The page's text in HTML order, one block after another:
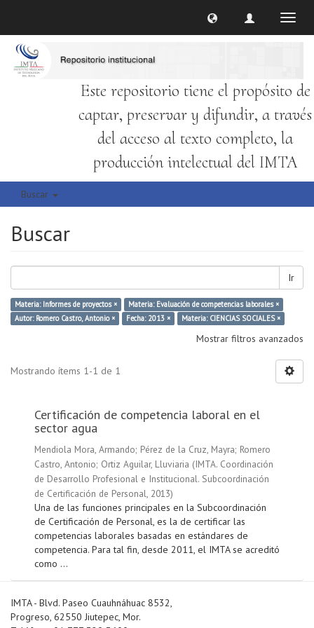
Este repositorio tiene el propósito de
captar, preservar y difundir, a través
del acceso al texto completo, la
producción intelectual del IMTA
Buscar
Buscar
Ir
Materia: Informes de proyectos ×
Materia: Evaluación de competencias laborales ×
Autor: Romero Castro, Antonio ×
Fecha: 2013 × Materia: CIENCIAS SOCIALES ×
Mostrar filtros avanzados
Mostrando ítems 1-1 de 1
Certificación de competencia laboral en el
sector agua
Mendiola Mora, Armando; Pérez de la Cruz, Mayra; Romero
Castro, Antonio; Ortiz Aguilar, Lluviaria (IMTA. Coordinación
de Desarrollo Profesional e Institucional. Subcoordinación
de Certificación de Personal, 2013)
Una de las funciones principales en la Subcoordinación
de Certificación de Personal, es la de certificar las
competencias laborales basadas en estándares de
competencia. Para tal fin, desde 2011, el IMTA se acreditó
como ...
IMTA - Blvd. Paseo Cuauhnáhuac 8532,
Progreso, 62550 Jiutepec, Mor.